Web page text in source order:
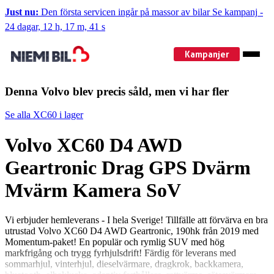
Just nu: Den första servicen ingår på massor av bilar Se kampanj -
24 dagar, 12 h, 17 m, 40 s
Kampanjer
Denna Volvo blev precis såld, men vi har fler
Se alla XC60 i lager
Volvo XC60 D4 AWD
Geartronic Drag GPS Dvärm
Mvärm Kamera SoV
Vi erbjuder hemleverans - I hela Sverige! Tillfälle att förvärva en bra
utrustad Volvo XC60 D4 AWD Geartronic, 190hk från 2019 med
Momentum-paket! En populär och rymlig SUV med hög
markfrigång och trygg fyrhjulsdrift! Färdig för leverans med
sommarhjul, vinterhjul, dieselvärmare, dragkrok, backkamera,